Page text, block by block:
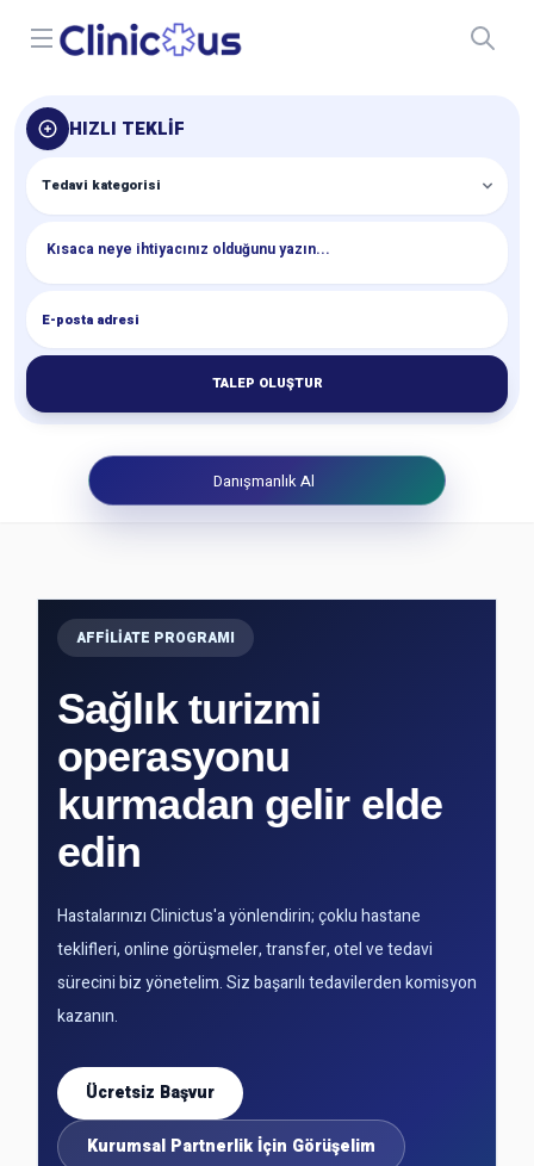
Open menu
HIZLI TEKLIF
TALEP OLUŞTUR
Danışmanlık Al
AFFILIATE PROGRAMI
Sağlık turizmi
operasyonu
kurmadan gelir elde
edin
Hastalarınızı Clinictus'a yönlendirin; çoklu hastane
teklifleri, online görüşmeler, transfer, otel ve tedavi
sürecini biz yönetelim. Siz başarılı tedavilerden komisyon
kazanın.
Ücretsiz Başvur
Kurumsal Partnerlik İçin Görüşelim